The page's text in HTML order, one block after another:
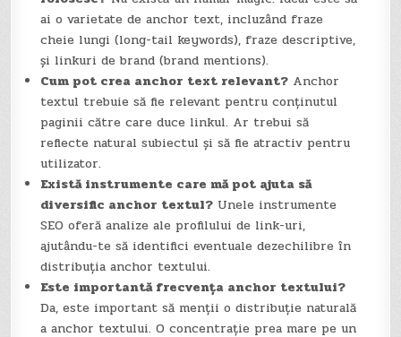
ai o varietate de anchor text, incluzând fraze
cheie lungi (long-tail keywords), fraze descriptive,
și linkuri de brand (brand mentions).
Cum pot crea anchor text relevant? Anchor
textul trebuie să fie relevant pentru conținutul
paginii către care duce linkul. Ar trebui să
reflecte natural subiectul și să fie atractiv pentru
utilizator.
Există instrumente care mă pot ajuta să
diversific anchor textul? Unele instrumente
SEO oferă analize ale profilului de link-uri,
ajutându-te să identifici eventuale dezechilibre în
distribuția anchor textului.
Este importantă frecvența anchor textului?
Da, este important să menții o distribuție naturală
a anchor textului. O concentrație prea mare pe un